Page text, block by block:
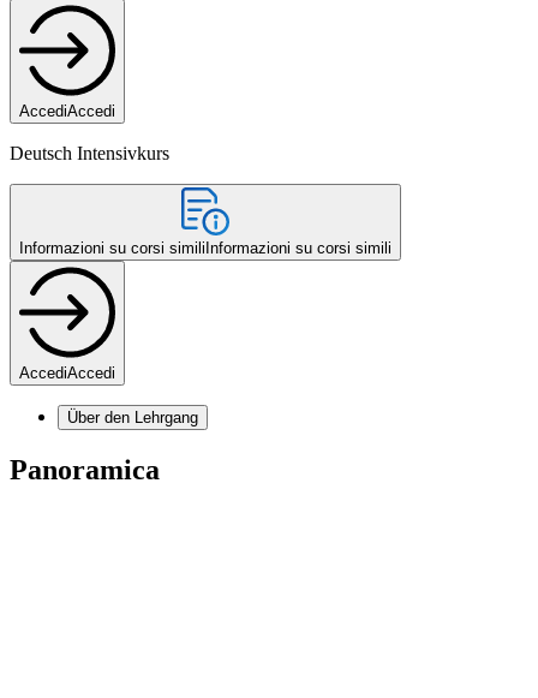
AccediAccedi
Deutsch Intensivkurs
Informazioni su corsi simili Informazioni su corsi simili
AccediAccedi
Über den Lehrgang
Panoramica